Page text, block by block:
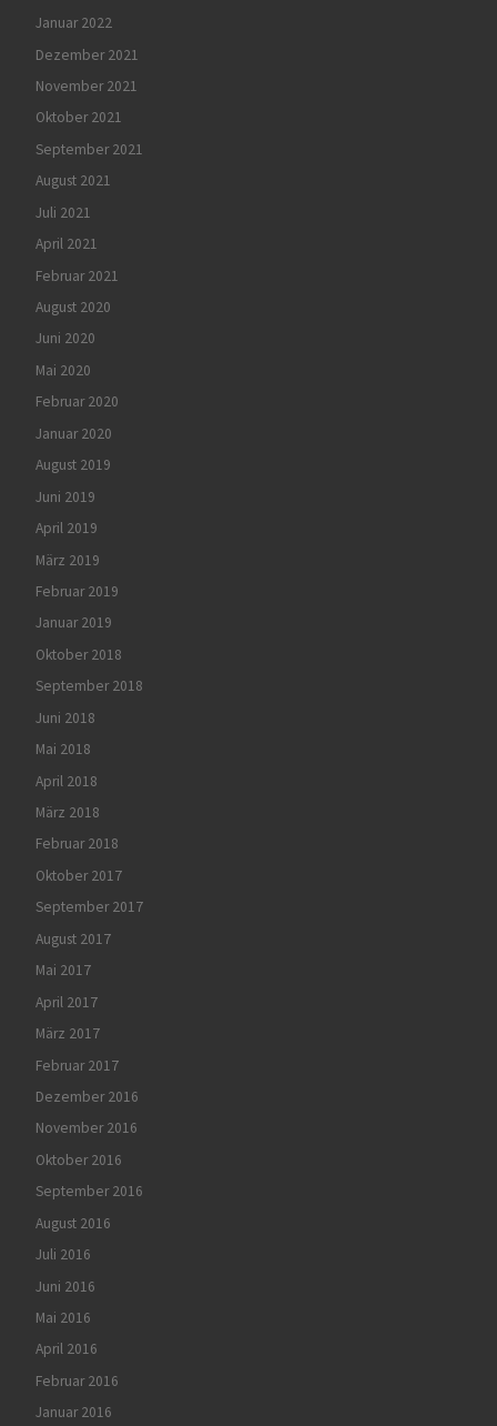
Januar 2022
Dezember 2021
November 2021
Oktober 2021
September 2021
August 2021
Juli 2021
April 2021
Februar 2021
August 2020
Juni 2020
Mai 2020
Februar 2020
Januar 2020
August 2019
Juni 2019
April 2019
März 2019
Februar 2019
Januar 2019
Oktober 2018
September 2018
Juni 2018
Mai 2018
April 2018
März 2018
Februar 2018
Oktober 2017
September 2017
August 2017
Mai 2017
April 2017
März 2017
Februar 2017
Dezember 2016
November 2016
Oktober 2016
September 2016
August 2016
Juli 2016
Juni 2016
Mai 2016
April 2016
Februar 2016
Januar 2016